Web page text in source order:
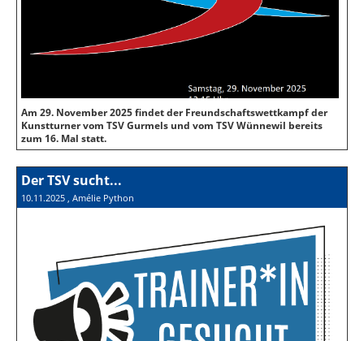
Am 29. November 2025 findet der Freundschaftswettkampf der
Kunstturner vom TSV Gurmels und vom TSV Wünnewil bereits
zum 16. Mal statt.
Der TSV sucht...
10.11.2025 , Amélie Python